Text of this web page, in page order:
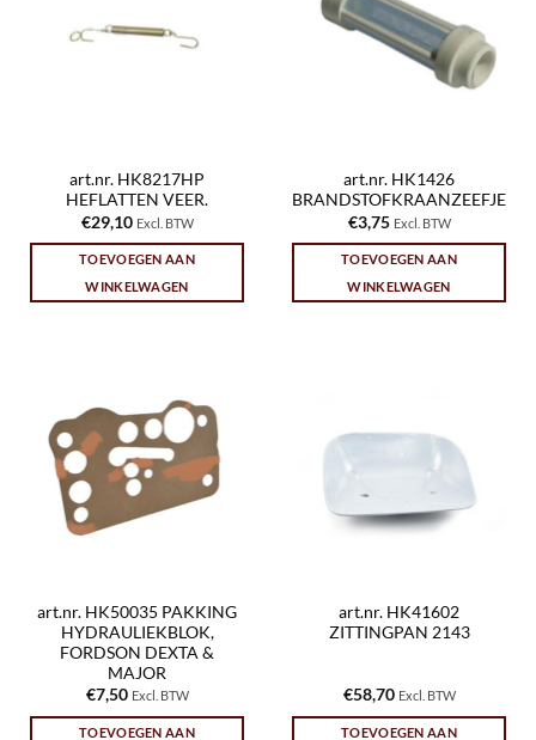
art.nr. HK8217HP
HEFLATTEN VEER.
€29,10 Excl. BTW
TOEVOEGEN AAN
WINKELWAGEN
art.nr. HK1426
BRANDSTOFKRAANZEEFJE
€3,75 Excl. BTW
TOEVOEGEN AAN
WINKELWAGEN
art.nr. HK50035 PAKKING
HYDRAULIEKBLOK,
FORDSON DEXTA &
MAJOR
€7,50 Excl. BTW
TOEVOEGEN AAN
art.nr. HK41602
ZITTINGPAN 2143
€58,70 Excl. BTW
TOEVOEGEN AAN